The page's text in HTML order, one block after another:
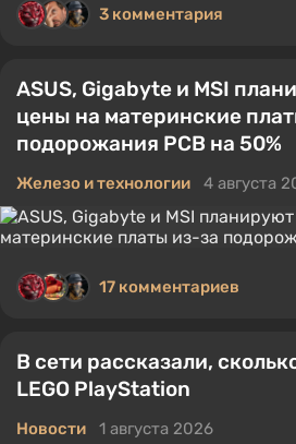
3 комментария
ASUS, Gigabyte и MSI
цены на материнские
подорожания PCB на 50%
Железо и технологии 4 августа
17 комментариев
В сети рассказали,
LEGO PlayStation
Новости 1 августа 2026